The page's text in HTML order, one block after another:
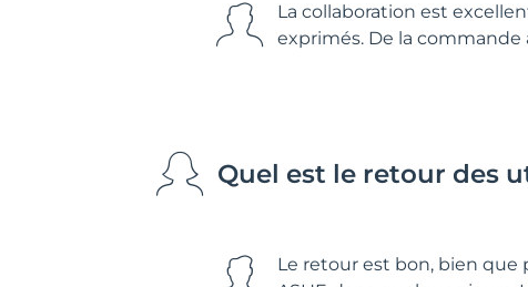
La collaboration est
exprimés. De la commande
Quel est le retour des
Le retour est bon, bien que